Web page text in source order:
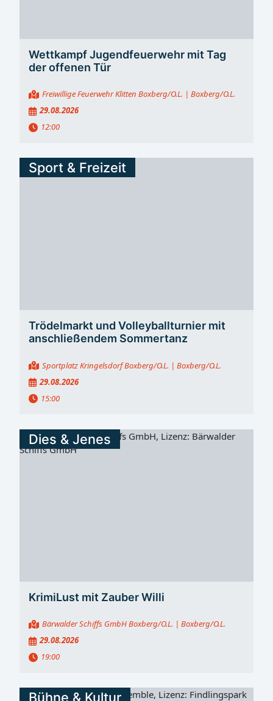
Wettkampf Jugendfeuerwehr mit Tag
der offenen Tür
Freiwillige Feuerwehr Klitten Boxberg/O.L. | Boxberg/O.L.
29.08.2026
12:00
Sport & Freizeit
Trödelmarkt und Volleyballturnier mit
anschließendem Sommertanz
Sportplatz Kringelsdorf Boxberg/O.L. | Boxberg/O.L.
29.08.2026
15:00
Dies & Jenes
KrimiLust mit Zauber Willi
Bärwalder Schiffs GmbH Boxberg/O.L. | Boxberg/O.L.
29.08.2026
19:00
Bühne & Kultur